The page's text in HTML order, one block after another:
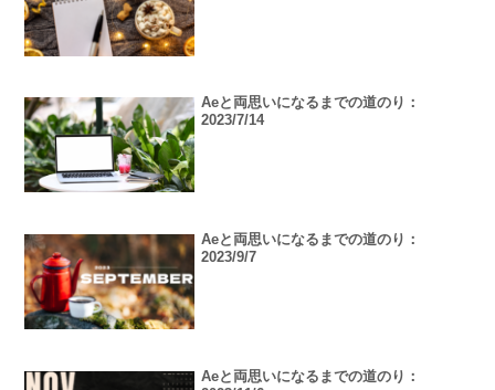
Aeと両思いになるまでの道のり：
2023/7/14
Aeと両思いになるまでの道のり：
2023/9/7
Aeと両思いになるまでの道のり：